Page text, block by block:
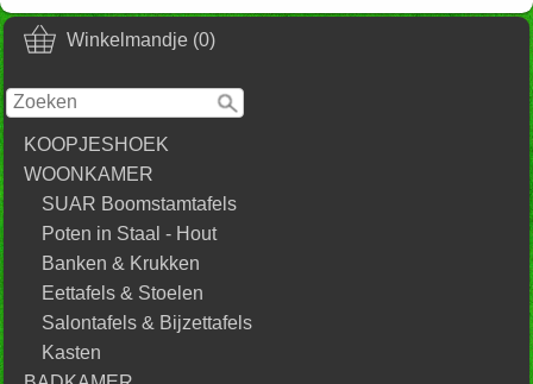
Winkelmandje (0)
KOOPJESHOEK
WOONKAMER
SUAR Boomstamtafels
Poten in Staal - Hout
Banken & Krukken
Eettafels & Stoelen
Salontafels & Bijzettafels
Kasten